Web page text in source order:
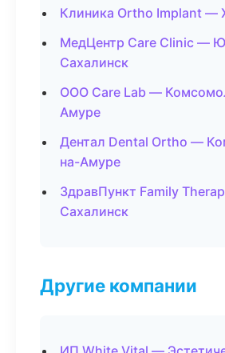
Клиника Ortho Implant —
МедЦентр Care Clinic —
Сахалинск
ООО Care Lab —
Амуре
Дентал Dental Ortho —
на-Амуре
ЗдравПункт Family
Сахалинск
Другие компании